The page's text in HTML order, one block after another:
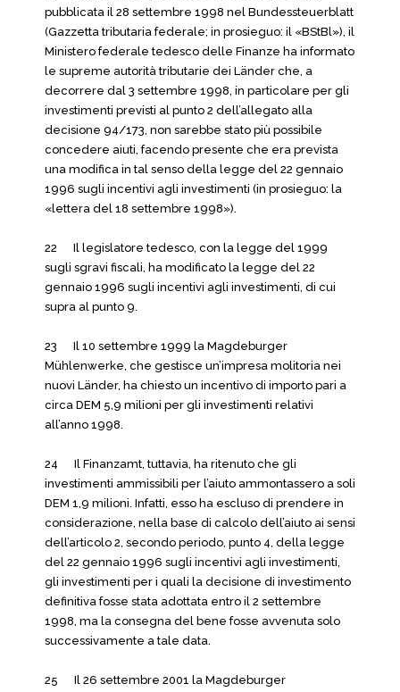
pubblicata il 28 settembre 1998 nel Bundessteuerblatt
(Gazzetta tributaria federale; in prosieguo: il «BStBl»), il
Ministero federale tedesco delle Finanze ha informato
le supreme autorità tributarie dei Länder che, a
decorrere dal 3 settembre 1998, in particolare per gli
investimenti previsti al punto 2 dell’allegato alla
decisione 94/173, non sarebbe stato più possibile
concedere aiuti, facendo presente che era prevista
una modifica in tal senso della legge del 22 gennaio
1996 sugli incentivi agli investimenti (in prosieguo: la
«lettera del 18 settembre 1998»).
22 Il legislatore tedesco, con la legge del 1999
sugli sgravi fiscali, ha modificato la legge del 22
gennaio 1996 sugli incentivi agli investimenti, di cui
supra al punto 9.
23 Il 10 settembre 1999 la Magdeburger
Mühlenwerke, che gestisce un’impresa molitoria nei
nuovi Länder, ha chiesto un incentivo di importo pari a
circa DEM 5,9 milioni per gli investimenti relativi
all’anno 1998.
24 Il Finanzamt, tuttavia, ha ritenuto che gli
investimenti ammissibili per l’aiuto ammontassero a soli
DEM 1,9 milioni. Infatti, esso ha escluso di prendere in
considerazione, nella base di calcolo dell’aiuto ai sensi
dell’articolo 2, secondo periodo, punto 4, della legge
del 22 gennaio 1996 sugli incentivi agli investimenti,
gli investimenti per i quali la decisione di investimento
definitiva fosse stata adottata entro il 2 settembre
1998, ma la consegna del bene fosse avvenuta solo
successivamente a tale data.
25 Il 26 settembre 2001 la Magdeburger